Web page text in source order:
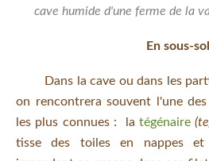
cave humide d'une ferme de la
En sous-sol
Dans la cave ou dans les
on rencontrera souvent l'une des
les plus connues : la tégénaire
tisse des toiles en nappes et